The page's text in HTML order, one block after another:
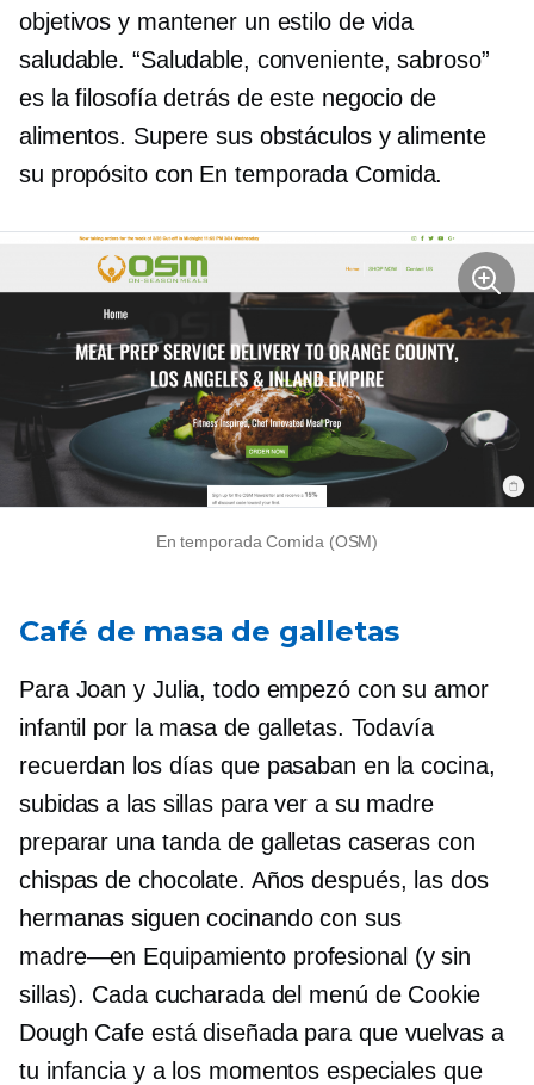
objetivos y mantener un estilo de vida
saludable. “Saludable, conveniente, sabroso”
es la filosofía detrás de este negocio de
alimentos. Supere sus obstáculos y alimente
su propósito con En temporadaComida.
En temporada Comida (OSM)
Café de masa de galletas
Para Joan y Julia, todo empezó con su amor
infantil por la masa de galletas. Todavía
recuerdan los días que pasaban en la cocina,
subidas a las sillas para ver a su madre
preparar una tanda de galletas caseras con
chispas de chocolate. Años después, las dos
hermanas siguen cocinando con sus
madre—en Equipamiento profesional (y sin
sillas). Cada cucharada del menú de Cookie
Dough Cafe está diseñada para que vuelvas a
tu infancia y a los momentos especiales que